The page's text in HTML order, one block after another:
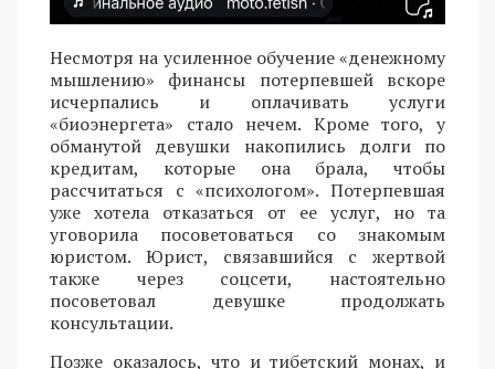
Несмотря на усиленное обучение «денежному
мышлению» финансы потерпевшей вскоре
исчерпались и оплачивать услуги
«биоэнергета» стало нечем. Кроме того, у
обманутой девушки накопились долги по
кредитам, которые она брала, чтобы
рассчитаться с «психологом». Потерпевшая
уже хотела отказаться от ее услуг, но та
уговорила посоветоваться со знакомым
юристом. Юрист, связавшийся с жертвой
также через соцсети, настоятельно
посоветовал девушке продолжать
консультации.
Позже оказалось, что и тибетский монах, и